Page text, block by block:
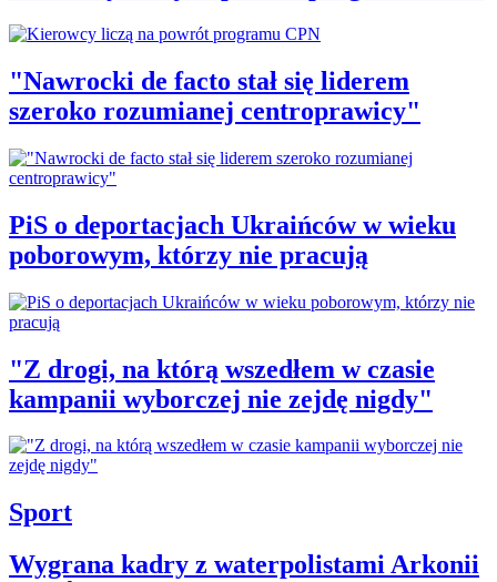
"Nawrocki de facto stał się liderem
szeroko rozumianej centroprawicy"
PiS o deportacjach Ukraińców w wieku
poborowym, którzy nie pracują
"Z drogi, na którą wszedłem w czasie
kampanii wyborczej nie zejdę nigdy"
Sport
Wygrana kadry z waterpolistami Arkonii